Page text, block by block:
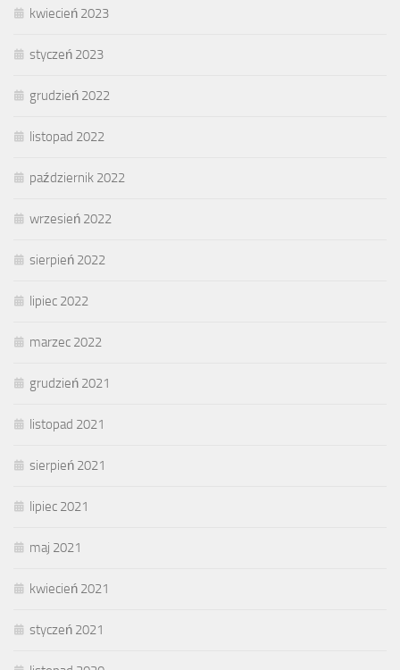
kwiecień 2023
styczeń 2023
grudzień 2022
listopad 2022
październik 2022
wrzesień 2022
sierpień 2022
lipiec 2022
marzec 2022
grudzień 2021
listopad 2021
sierpień 2021
lipiec 2021
maj 2021
kwiecień 2021
styczeń 2021